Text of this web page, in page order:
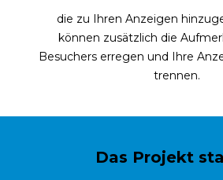
die zu Ihren Anzeigen
können zusätzlich die
Besuchers erregen und Ihre
trennen.
Das Projekt